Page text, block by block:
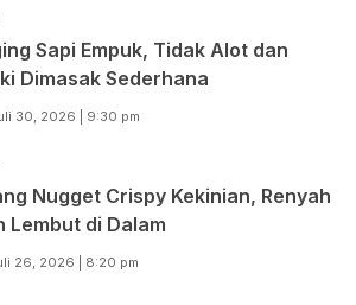
Sapi Empuk, Tidak Alot dan
Dimasak Sederhana
30, 2026 | 9:30 pm
Nugget Crispy Kekinian, Renyah
Lembut di Dalam
26, 2026 | 8:20 pm